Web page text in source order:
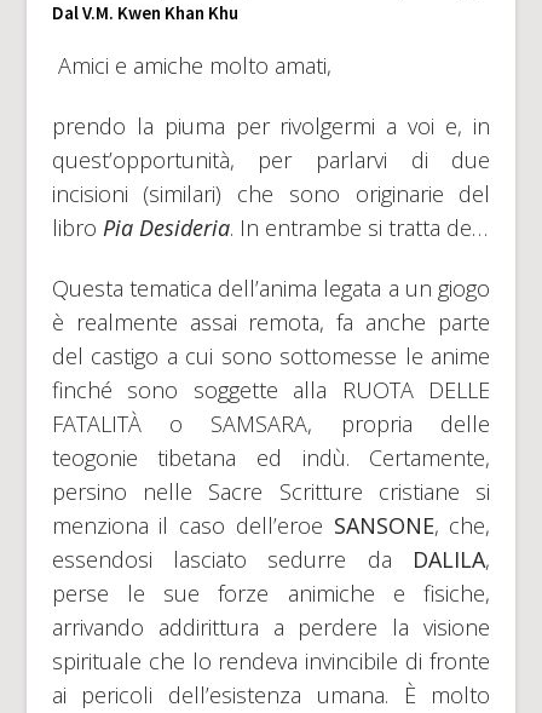
Dal V.M. Kwen Khan Khu
Amici e amiche molto amati,
prendo la piuma per rivolgermi a voi e, in
quest’opportunità, per parlarvi di due
incisioni (similari) che sono originarie del
libro Pia Desideria. In entrambe si tratta de…
Questa tematica dell’anima legata a un giogo
è realmente assai remota, fa anche parte
del castigo a cui sono sottomesse le anime
finché sono soggette alla RUOTA DELLE
FATALITÀ o SAMSARA, propria delle
teogonie tibetana ed indù. Certamente,
persino nelle Sacre Scritture cristiane si
menziona il caso dell’eroe SANSONE, che,
essendosi lasciato sedurre da DALILA,
perse le sue forze animiche e fisiche,
arrivando addirittura a perdere la visione
spirituale che lo rendeva invincibile di fronte
ai pericoli dell’esistenza umana. È molto